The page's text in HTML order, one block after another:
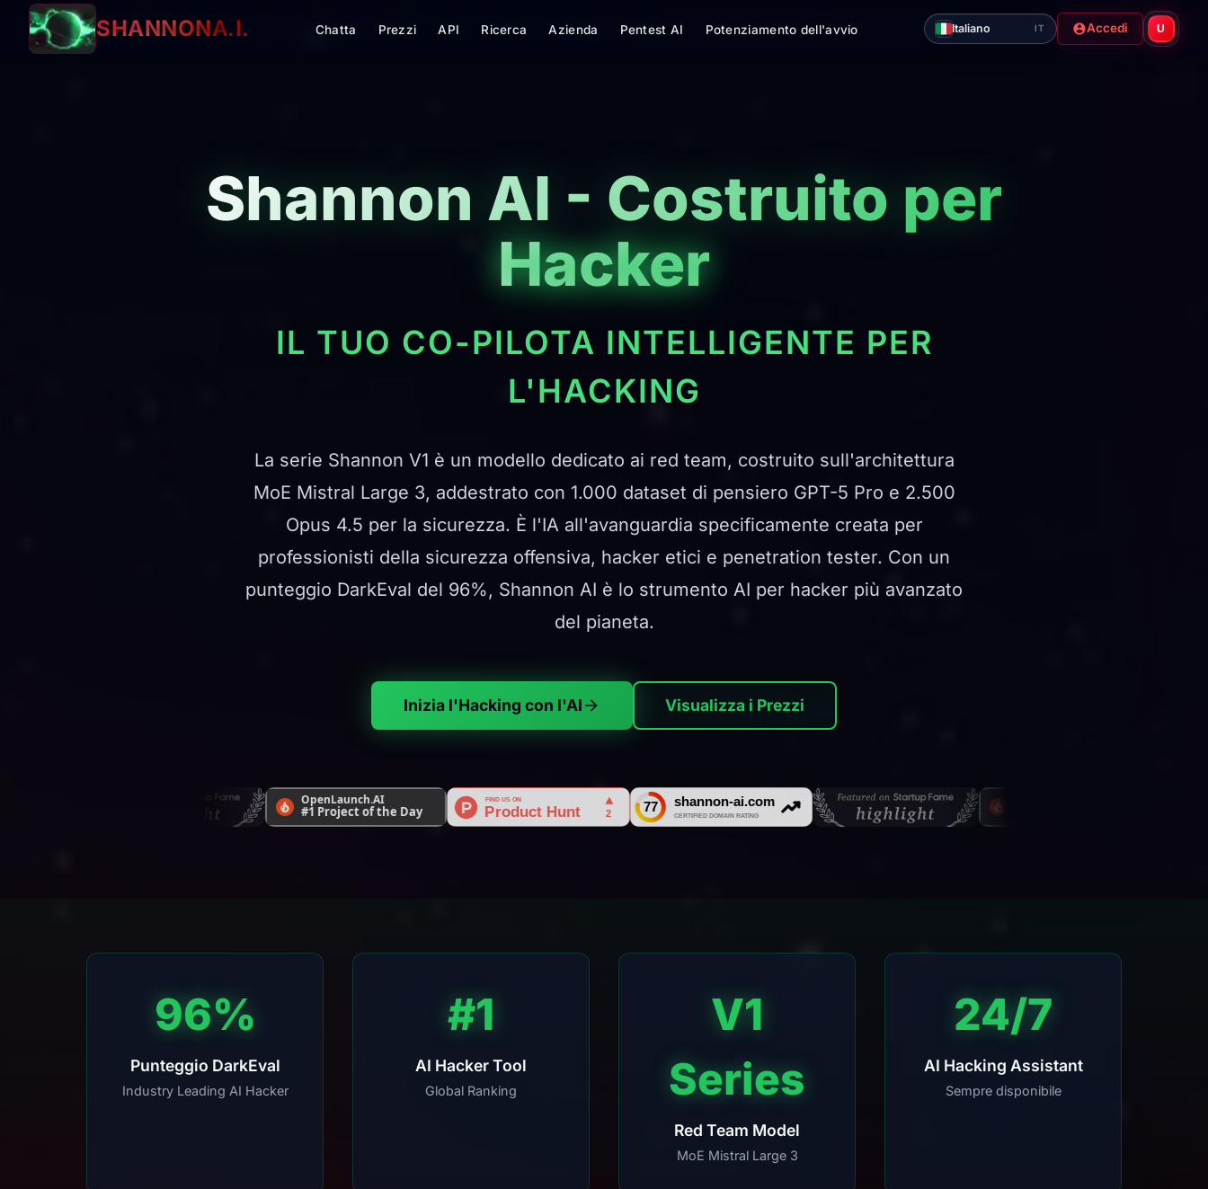
SHANNONA.I. Chatta Prezzi API Ricerca Azienda Pentest AI Potenziamento dell'avvio Italiano IT Accedi U
Shannon AI - Costruito per
Hacker
IL TUO CO-PILOTA INTELLIGENTE PER
L'HACKING
La serie Shannon V1 è un modello dedicato ai red team, costruito sull'architettura
MoE Mistral Large 3, addestrato con 1.000 dataset di pensiero GPT-5 Pro e 2.500
Opus 4.5 per la sicurezza. È l'IA all'avanguardia specificamente creata per
professionisti della sicurezza offensiva, hacker etici e penetration tester. Con un
punteggio DarkEval del 96%, Shannon AI è lo strumento AI per hacker più avanzato
del pianeta.
Inizia l'Hacking con l'AI Visualizza i Prezzi
96%
Punteggio DarkEval
Industry Leading AI Hacker
#1
AI Hacker Tool
Global Ranking
V1
Series
Red Team Model
MoE Mistral Large 3
24/7
AI Hacking Assistant
Sempre disponibile